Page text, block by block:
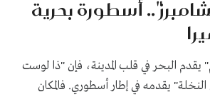
أسطورة بحرية
يقدم البحر في قلب المدينة، فإن "ذا لوست
يقدمه في إطار أسطوري. فالمكان